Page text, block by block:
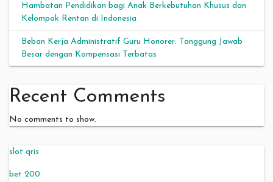
Hambatan Pendidikan bagi Anak Berkebutuhan Khusus dan
Kelompok Rentan di Indonesia
Beban Kerja Administratif Guru Honorer: Tanggung Jawab
Besar dengan Kompensasi Terbatas
Recent Comments
No comments to show.
slot qris
bet 200